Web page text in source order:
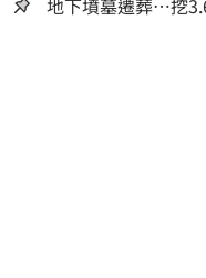
地下墳墓遷葬…挖